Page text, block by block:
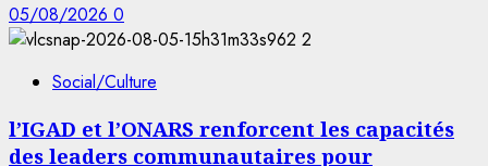
05/08/2026 0
2
Social/Culture
l’IGAD et l’ONARS renforcent les capacités
des leaders communautaires pour